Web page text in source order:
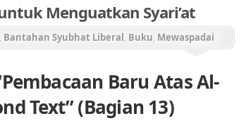
Menguatkan Syari’at
, Bantahan Syubhat Liberal, Buku, Mewaspadai
Baru Atas Al-
Text” (Bagian 13)